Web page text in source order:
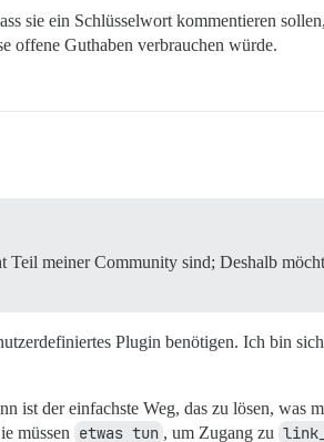
sie ein Schlüsselwort kommentieren
offene Guthaben verbrauchen würde.
meiner Community sind; Deshalb
Plugin benötigen. Ich bin
der einfachste Weg, das zu lösen, was
müssen etwas tun , um Zugang zu